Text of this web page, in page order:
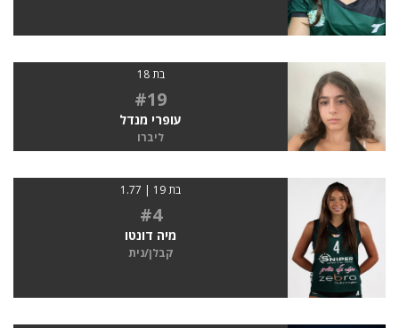
בת 18
#19
עופרי מנדל
ליברו
בת 19 | 1.77
#4
מיה דונטו
קבלן/נית